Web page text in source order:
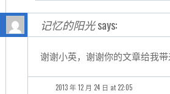
记忆的阳光says:
谢谢小英，谢谢你的文章给我
2013 年 12 月 24 日 at 22:05